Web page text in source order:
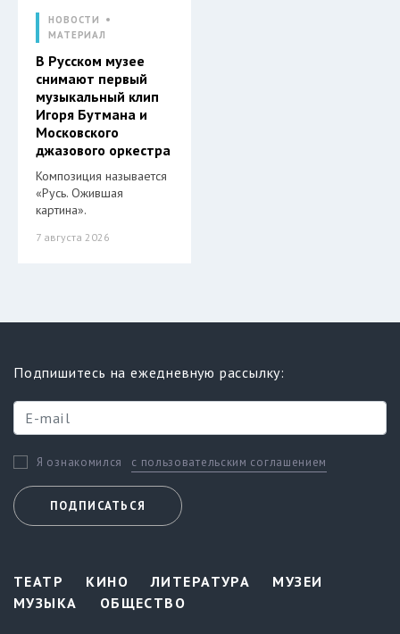
НОВОСТИ
МАТЕРИАЛ
В Русском музее
снимают первый
музыкальный клип
Игоря Бутмана и
Московского
джазового оркестра
Композиция называется
«Русь. Ожившая
картина».
7 августа 2026
Подпишитесь на ежедневную рассылку:
Я ознакомился с пользовательским соглашением
ПОДПИСАТЬСЯ
ТЕАТР КИНО ЛИТЕРАТУРА
МУЗЕИ
МУЗЫКА
ОБЩЕСТВО